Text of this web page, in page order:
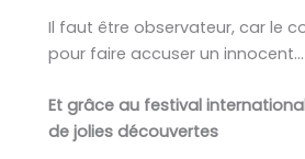
Il faut être observateur, car le
pour faire accuser un innocent…
Et grâce au festival
de jolies découvertes